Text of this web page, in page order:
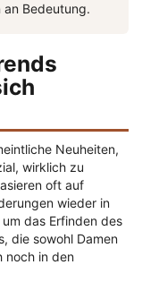
Bedeutung.
Neuheiten,
wirklich zu
oft auf
wieder in
das Erfinden des
die sowohl Damen
noch in den